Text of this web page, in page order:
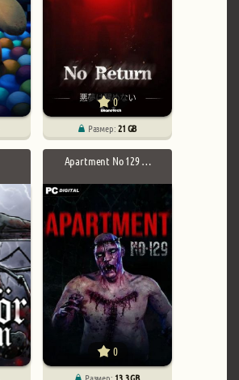
0
Размер:21 GB
Apartment No 129 …
0